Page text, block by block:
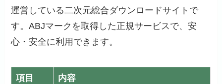
運営している二次元総合ダウンロードサイトで
す。ABJマークを取得した正規サービスで、安
心・安全に利用できます。
項目 内容